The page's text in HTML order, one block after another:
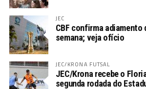
JEC
CBF confirma adiamento
semana; veja ofício
JEC/KRONA FUTSAL
JEC/Krona recebe o
segunda rodada do